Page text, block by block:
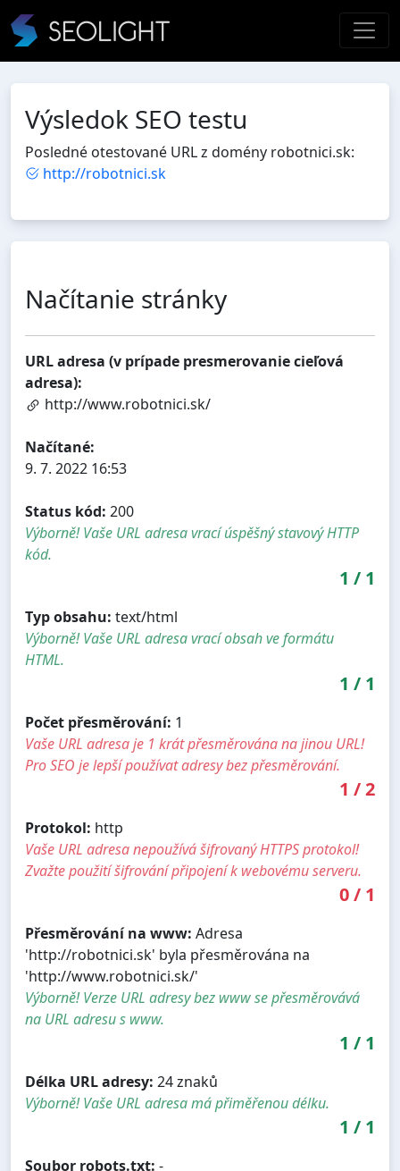
Výsledok SEO testu
Posledné otestované URL z domény robotnici.sk:
http://robotnici.sk
Načítanie stránky
URL adresa (v prípade presmerovanie cieľová
adresa):
http://www.robotnici.sk/
Načítané:
9. 7. 2022 16:53
Status kód: 200
Výborně! Vaše URL adresa vrací úspěšný stavový HTTP
kód.
1 / 1
Typ obsahu: text/html
Výborně! Vaše URL adresa vrací obsah ve formátu
HTML.
1 / 1
Počet přesměrování: 1
Vaše URL adresa je 1 krát přesměrována na jinou URL!
Pro SEO je lepší používat adresy bez přesměrování.
1 /2
Protokol: http
Vaše URL adresa nepoužívá šifrovaný HTTPS protokol!
Zvažte použití šifrování připojení k webovému serveru.
0/ 1
Přesměrování na www: Adresa
'http://robotnici.sk' byla přesměrována na
'http://www.robotnici.sk/'
Výborně! Verze URL adresy bez www se přesměrovává
na URL adresu s www.
1 / 1
Délka URL adresy: 24 znaků
Výborně! Vaše URL adresa má přiměřenou délku.
1 / 1
Soubor robots.txt: -